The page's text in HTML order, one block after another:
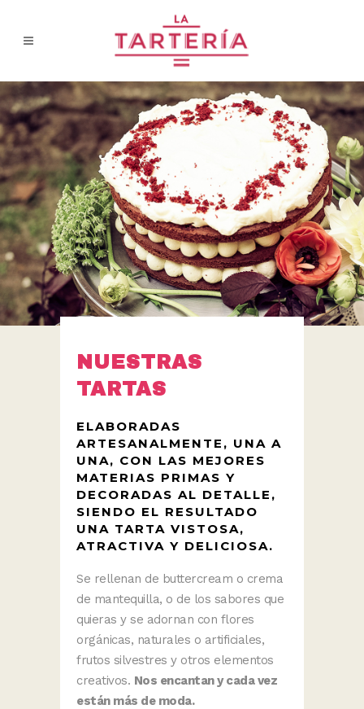
NUESTRAS
TARTAS
ELABORADAS
ARTESANALMENTE, UNA A
UNA, CON LAS MEJORES
MATERIAS PRIMAS Y
DECORADAS AL DETALLE,
SIENDO EL RESULTADO
UNA TARTA VISTOSA,
ATRACTIVA Y DELICIOSA.
Se rellenan de buttercream o crema
de mantequilla, o de los sabores que
quieras y se adornan con flores
orgánicas, naturales o artificiales,
frutos silvestres y otros elementos
creativos. Nos encantan y cada vez
están más de moda.